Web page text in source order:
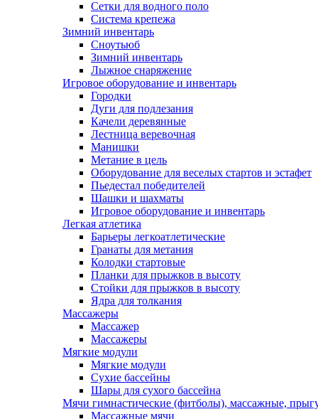
Сетки для водного поло
Система крепежа
Зимний инвентарь
Сноутьюб
Зимний инвентарь
Лыжное снаряжение
Игровое оборудование и инвентарь
Городки
Дуги для подлезания
Качели деревянные
Лестница веревочная
Манишки
Метание в цель
Оборудование для веселых стартов и эстафет
Пьедестал победителей
Шашки и шахматы
Игровое оборудование и инвентарь
Легкая атлетика
Барьеры легкоатлетические
Гранаты для метания
Колодки стартовые
Планки для прыжков в высоту
Стойки для прыжков в высоту
Ядра для толкания
Массажеры
Массажер
Массажеры
Мягкие модули
Мягкие модули
Сухие бассейны
Шары для сухого бассейна
Мячи гимнастические (фитболы), массажные,
Массажные мячи